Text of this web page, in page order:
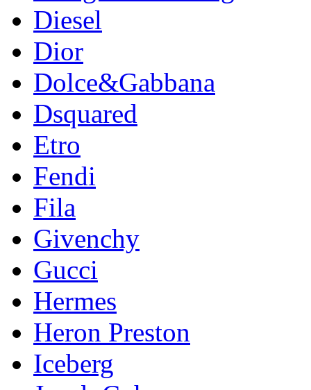
Diesel
Dior
Dolce&Gabbana
Dsquared
Etro
Fendi
Fila
Givenchy
Gucci
Hermes
Heron Preston
Iceberg